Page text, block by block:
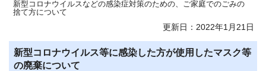
新型コロナウイルスなどの感染症対策のための、ご家庭でのごみの
捨て方について
更新日：2022年1月21日
新型コロナウイルス等に感染した方が使用したマスク等
の廃棄について